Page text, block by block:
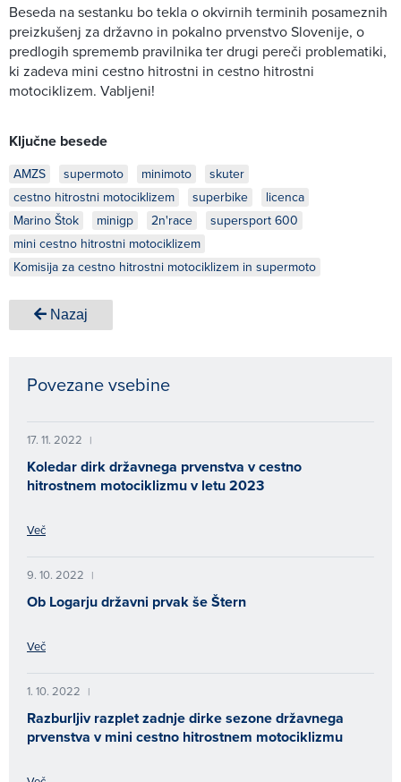
Beseda na sestanku bo tekla o okvirnih terminih posameznih
preizkušenj za državno in pokalno prvenstvo Slovenije, o
predlogih sprememb pravilnika ter drugi pereči problematiki,
ki zadeva mini cestno hitrostni in cestno hitrostni
motociklizem. Vabljeni!
Ključne besede
AMZS supermoto minimoto
skuter
cestno hitrostni motociklizem
superbike
licenca
Marino Štok
minigp 2n'race
supersport 600
mini cestno hitrostni motociklizem
Komisija za cestno hitrostni motociklizem in supermoto
Nazaj
Povezane vsebine
17. 11. 2022 |
Koledar dirk državnega prvenstva v cestno
hitrostnem motociklizmu v letu 2023
Več
9. 10. 2022 |
Ob Logarju državni prvak še Štern
Več
1. 10. 2022 |
Razburljiv razplet zadnje dirke sezone državnega
prvenstva v mini cestno hitrostnem motociklizmu